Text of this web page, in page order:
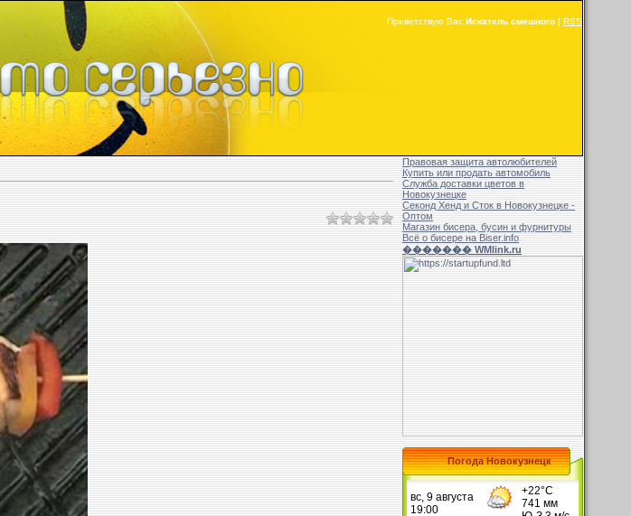
Приветствую Вас Искатель смешного | RSS
Правовая защита автолюбителей
Купить или продать автомобиль
Служба доставки цветов в
Новокузнецке
Секонд Хенд и Сток в Новокузнецке -
Оптом
Магазин бисера, бусин и фурнитуры
Всё о бисере на Biser.info
������� WMlink.ru
Погода Новокузнецк